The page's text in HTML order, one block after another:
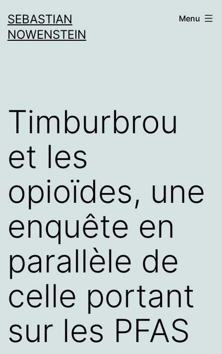
au
contenu
SEBASTIAN
NOWENSTEIN
Menu
Timburbrou
et les
opioïdes, une
enquête en
parallèle de
celle portant
sur les PFAS